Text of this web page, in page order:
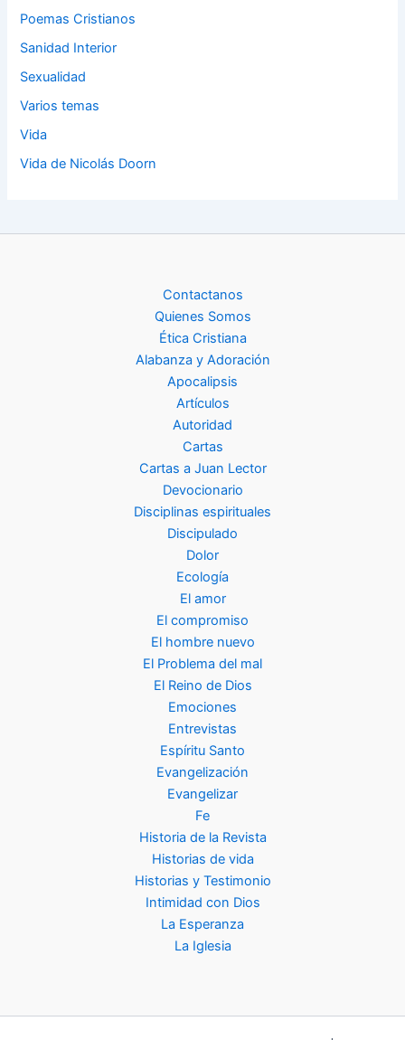
Poemas Cristianos
Sanidad Interior
Sexualidad
Varios temas
Vida
Vida de Nicolás Doorn
Contactanos
Quienes Somos
Ética Cristiana
Alabanza y Adoración
Apocalipsis
Artículos
Autoridad
Cartas
Cartas a Juan Lector
Devocionario
Disciplinas espirituales
Discipulado
Dolor
Ecología
El amor
El compromiso
El hombre nuevo
El Problema del mal
El Reino de Dios
Emociones
Entrevistas
Espíritu Santo
Evangelización
Evangelizar
Fe
Historia de la Revista
Historias de vida
Historias y Testimonio
Intimidad con Dios
La Esperanza
La Iglesia